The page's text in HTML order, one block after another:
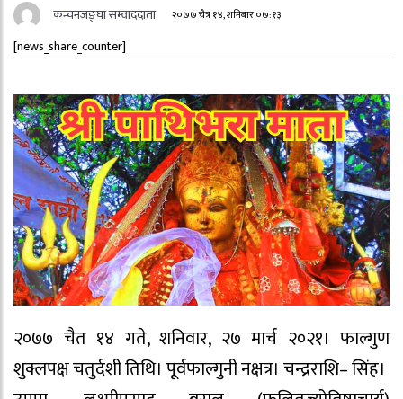
कन्चनजङ्घा सम्वाददाता २०७७ चैत्र १४, शनिबार ०७:१३
[news_share_counter]
२०७७ चैत १४ गते, शनिवार, २७ मार्च २०२१। फाल्गुण
शुक्लपक्ष चतुर्दशी तिथि। पूर्वफाल्गुनी नक्षत्र। चन्द्रराशि– सिंह।